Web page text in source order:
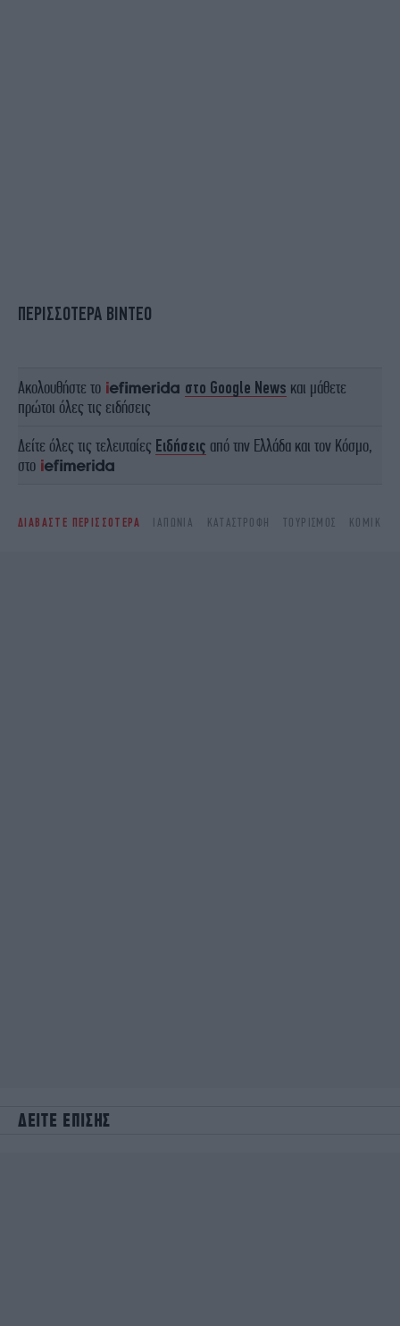
ΠΕΡΙΣΣΟΤΕΡΑ ΒΙΝΤΕΟ
Ακολουθήστε το στο Google News και μάθετε
πρώτοι όλες τις ειδήσεις
Δείτε όλες τις τελευταίες Ειδήσεις από την Ελλάδα και τον Κόσμο,
στο
ΔΙΑΒΑΣΤΕ ΠΕΡΙΣΣΟΤΕΡΑ ΙΑΠΩΝΊΑ ΚΑΤΑΣΤΡΟΦΉ ΤΟΥΡΙΣΜΌΣ ΚΌΜΙΚ
ΔΕΙΤΕ ΕΠΙΣΗΣ